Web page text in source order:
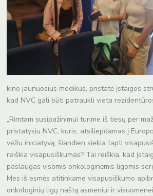
kino jaunuosius medikus, pristatė įstaigos
kad NVC gali būti patraukli vieta
„Rimtam susipažinimui turime iš tiesų per
pristatysiu NVC, kuris, atsiliepdamas į
vėžiu iniciatyvą, šiandien siekia tapti
reiškia visapusiškumas? Tai reiškia, kad
paslaugas visomis onkologinėmis ligomis
Mes iš esmės atitinkame visapusiškumo
onkologinių ligų naštą asmeniui ir